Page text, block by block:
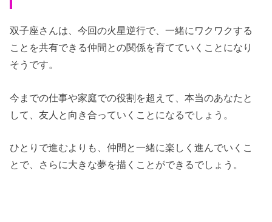
双子座さんは、今回の火星逆行で、一緒にワクワクする
ことを共有できる仲間との関係を育てていくことになり
そうです。
今までの仕事や家庭での役割を超えて、本当のあなたと
して、友人と向き合っていくことになるでしょう。
ひとりで進むよりも、仲間と一緒に楽しく進んでいくこ
とで、さらに大きな夢を描くことができるでしょう。